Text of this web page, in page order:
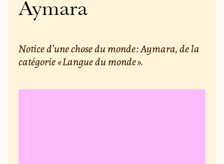
Aymara
Notice d’une chose du monde : Aymara, de la
catégorie « Langue du monde ».